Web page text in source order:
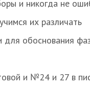
и никогда не
их различать
обоснования
и №24 и 27 в